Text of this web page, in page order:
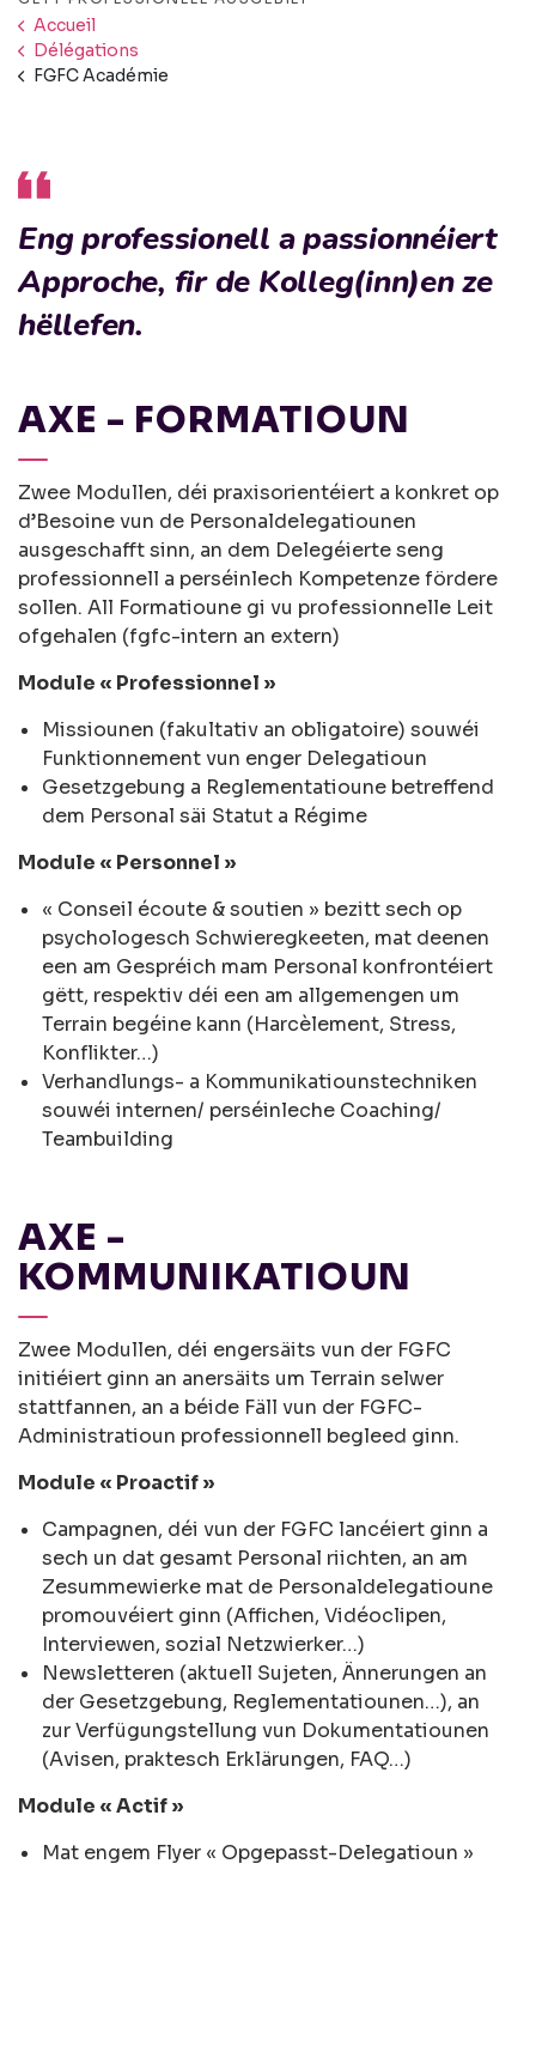
Accueil
Délégations
FGFC Académie
Eng professionell a passionnéiert
Approche, fir de Kolleg(inn)en ze
hëllefen.
AXE - FORMATIOUN
Zwee Modullen, déi praxisorientéiert a konkret op
d’Besoine vun de Personaldelegatiounen
ausgeschafft sinn, an dem Delegéierte seng
professionnell a perséinlech Kompetenze fördere
sollen. All Formatioune gi vu professionnelle Leit
ofgehalen (fgfc-intern an extern)
Module « Professionnel »
Missiounen (fakultativ an obligatoire) souwéi
Funktionnement vun enger Delegatioun
Gesetzgebung a Reglementatioune betreffend
dem Personal säi Statut a Régime
Module « Personnel »
« Conseil écoute & soutien » bezitt sech op
psychologesch Schwieregkeeten, mat deenen
een am Gespréich mam Personal konfrontéiert
gëtt, respektiv déi een am allgemengen um
Terrain begéine kann (Harcèlement, Stress,
Konflikter…)
Verhandlungs- a Kommunikatiounstechniken
souwéi internen/ perséinleche Coaching/
Teambuilding
AXE -
KOMMUNIKATIOUN
Zwee Modullen, déi engersäits vun der FGFC
initiéiert ginn an anersäits um Terrain selwer
stattfannen, an a béide Fäll vun der FGFC-
Administratioun professionnell begleed ginn.
Module « Proactif »
Campagnen, déi vun der FGFC lancéiert ginn a
sech un dat gesamt Personal riichten, an am
Zesummewierke mat de Personaldelegatioune
promouvéiert ginn (Affichen, Vidéoclipen,
Interviewen, sozial Netzwierker…)
Newsletteren (aktuell Sujeten, Ännerungen an
der Gesetzgebung, Reglementatiounen…), an
zur Verfügungstellung vun Dokumentatiounen
(Avisen, praktesch Erklärungen, FAQ…)
Module « Actif »
Mat engem Flyer « Opgepasst-Delegatioun »